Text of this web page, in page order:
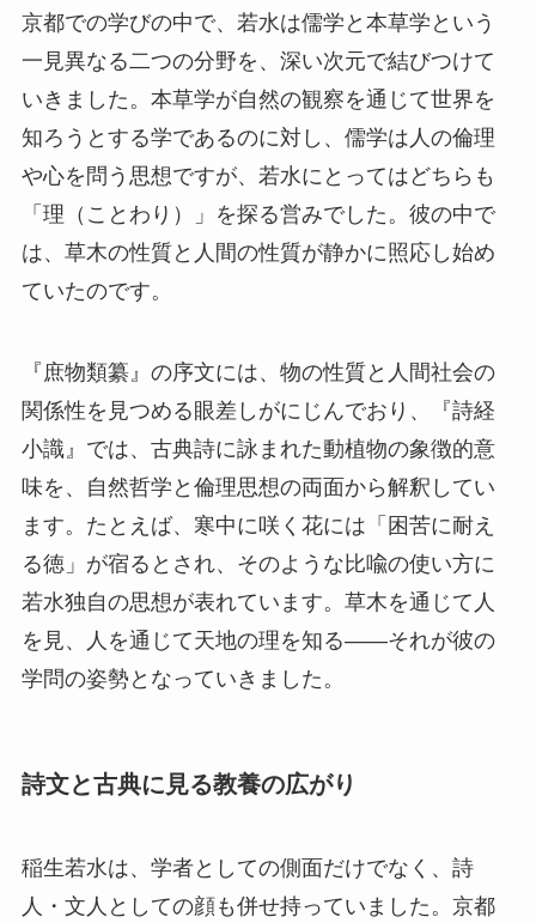
京都での学びの中で、若水は儒学と本草学という
一見異なる二つの分野を、深い次元で結びつけて
いきました。本草学が自然の観察を通じて世界を
知ろうとする学であるのに対し、儒学は人の倫理
や心を問う思想ですが、若水にとってはどちらも
「理（ことわり）」を探る営みでした。彼の中で
は、草木の性質と人間の性質が静かに照応し始め
ていたのです。
『庶物類纂』の序文には、物の性質と人間社会の
関係性を見つめる眼差しがにじんでおり、『詩経
小識』では、古典詩に詠まれた動植物の象徴的意
味を、自然哲学と倫理思想の両面から解釈してい
ます。たとえば、寒中に咲く花には「困苦に耐え
る徳」が宿るとされ、そのような比喩の使い方に
若水独自の思想が表れています。草木を通じて人
を見、人を通じて天地の理を知る――それが彼の
学問の姿勢となっていきました。
詩文と古典に見る教養の広がり
稲生若水は、学者としての側面だけでなく、詩
人・文人としての顔も併せ持っていました。京都